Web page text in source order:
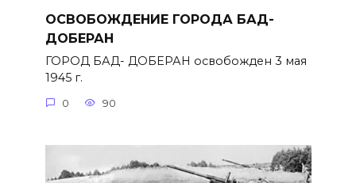
ОСВОБОЖДЕНИЕ ГОРОДА БАД-
ДОБЕРАН
ГОРОД БАД- ДОБЕРАН освобожден 3 мая
1945 г.
0 90